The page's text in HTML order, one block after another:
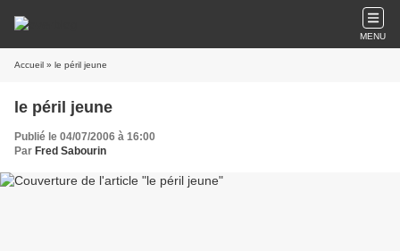
MENU
Accueil » le péril jeune
le péril jeune
Publié le 04/07/2006 à 16:00
Par Fred Sabourin